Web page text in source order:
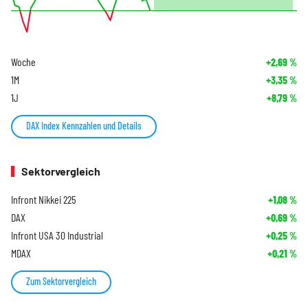
Woche +2,69%
1M +3,35%
1J +8,79%
DAX Index Kennzahlen und Details
Sektorvergleich
Infront Nikkei 225 +1,08%
DAX +0,69%
Infront USA 30 Industrial +0,25%
MDAX +0,21 %
Zum Sektorvergleich